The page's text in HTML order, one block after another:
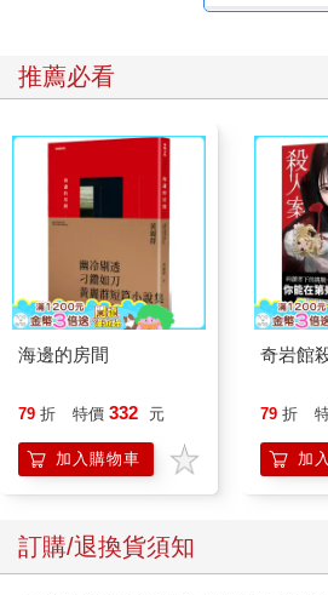
推薦必看
海邊的房間
79 折 特價 332 元
加入購物車
奇岩館
79 折
加
訂購/退換貨須知